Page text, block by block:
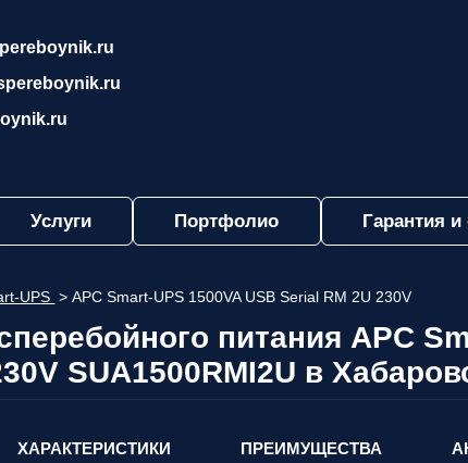
Услуги Портфолио Гарантия и
UPS > APC Smart-UPS 1500VA USB Serial RM 2U 230V
питания APC
SUA1500RMI2U в
ХАРАКТЕРИСТИКИ ПРЕИМУЩЕСТВА